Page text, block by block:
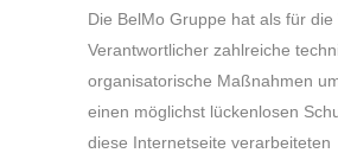
Die BelMo Gruppe hat als für die
Verantwortlicher zahlreiche
organisatorische Maßnahmen
einen möglichst lückenlosen
diese Internetseite verarbeiteten